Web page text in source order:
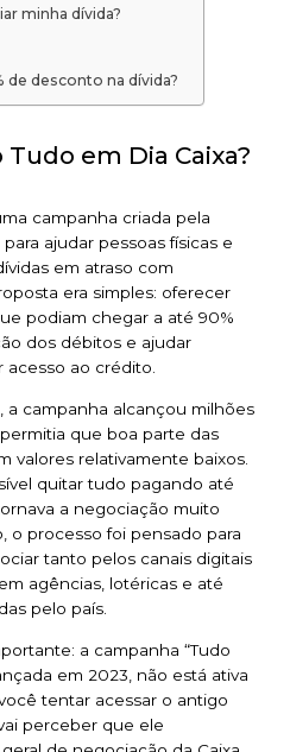
minha dívida?
desconto na dívida?
em Dia Caixa?
campanha criada pela
para ajudar pessoas físicas e
em atraso com
era simples: oferecer
podiam chegar a até 90%
dos débitos e ajudar
acesso ao crédito.
a campanha alcançou milhões
que boa parte das
valores relativamente baixos.
quitar tudo pagando até
a negociação muito
o processo foi pensado para
tanto pelos canais digitais
agências, lotéricas e até
pelo país.
a campanha “Tudo
em 2023, não está ativa
tentar acessar o antigo
perceber que ele